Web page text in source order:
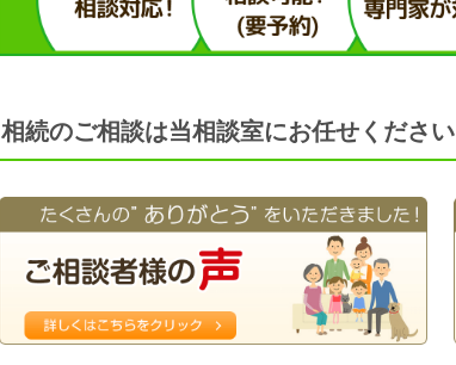
相続のご相談は当相談室にお任せください